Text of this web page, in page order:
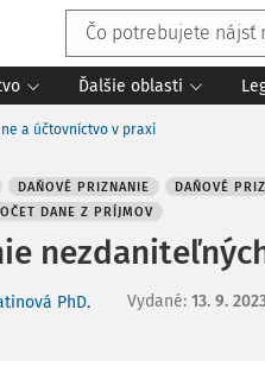
Ďalšie oblasti
a účtovníctvo v praxi
DAŇOVÉ PRIZNANIE DAŇOVÉ
DANE Z PRÍJMOV
PhD. Vydané: 13. 9.